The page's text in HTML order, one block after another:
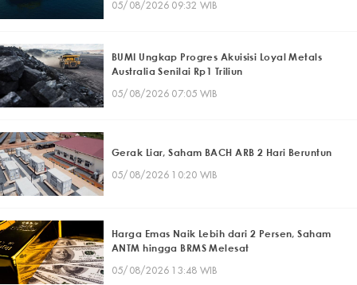
05/08/2026 09:32 WIB
BUMI Ungkap Progres Akuisisi Loyal Metals
Australia Senilai Rp1 Triliun
05/08/2026 07:05 WIB
Gerak Liar, Saham BACH ARB 2 Hari Beruntun
05/08/2026 10:20 WIB
Harga Emas Naik Lebih dari 2 Persen, Saham
ANTM hingga BRMS Melesat
05/08/2026 13:48 WIB